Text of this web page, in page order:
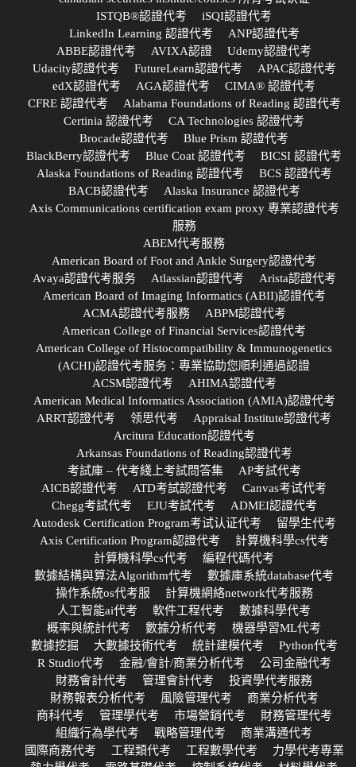
ISTQB®認證代考
iSQI認證代考
LinkedIn Learning 認證代考
ANP認證代考
ABBE認證代考
AVIXA認證
Udemy認證代考
Udacity認證代考
FutureLearn認證代考
APAC認證代考
edX認證代考
AGA認證代考
CIMA® 認證代考
CFRE 認證代考
Alabama Foundations of Reading 認證代考
Certinia 認證代考
CA Technologies 認證代考
Brocade認證代考
Blue Prism 認證代考
BlackBerry認證代考
Blue Coat 認證代考
BICSI 認證代考
Alaska Foundations of Reading 認證代考
BCS 認證代考
BACB認證代考
Alaska Insurance 認證代考
Axis Communications certification exam proxy 專業認證代考
服務
ABEM代考服務
American Board of Foot and Ankle Surgery認證代考
Avaya認證代考服务
Atlassian認證代考
Arista認證代考
American Board of Imaging Informatics (ABII)認證代考
ACMA認證代考服務
ABPM認證代考
American College of Financial Services認證代考
American College of Histocompatibility & Immunogenetics
(ACHI)認證代考服务：專業協助您順利通過認證
ACSM認證代考
AHIMA認證代考
American Medical Informatics Association (AMIA)認證代考
ARRT認證代考
领思代考
Appraisal Institute認證代考
Arcitura Education認證代考
Arkansas Foundations of Reading認證代考
考試庫 – 代考綫上考試問答集
AP考試代考
AICB認證代考
ATD考試認證代考
Canvas考试代考
Chegg考試代考
EJU考試代考
ADMEI認證代考
Autodesk Certification Program考试认证代考
留學生代考
Axis Certification Program認證代考
計算機科學cs代考
計算機科學cs代考
編程代碼代考
數據結構與算法Algorithm代考
數據庫系統database代考
操作系統os代考服
計算機網絡network代考服務
人工智能ai代考
軟件工程代考
數據科學代考
概率與統計代考
數據分析代考
機器學習ML代考
數據挖掘
大數據技術代考 統計建模代考
Python代考
R Studio代考
金融/會計/商業分析代考
公司金融代考
財務會計代考
管理會計代考
投資學代考服務
財務報表分析代考
風險管理代考
商業分析代考
商科代考
管理學代考 市場營銷代考
財務管理代考
組織行為學代考
戰略管理代考
商業溝通代考
國際商務代考
工程類代考 工程數學代考
力學代考專業